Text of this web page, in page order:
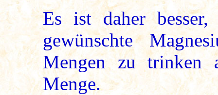
Es ist daher
gewünschte
Mengen zu trinken
Menge.